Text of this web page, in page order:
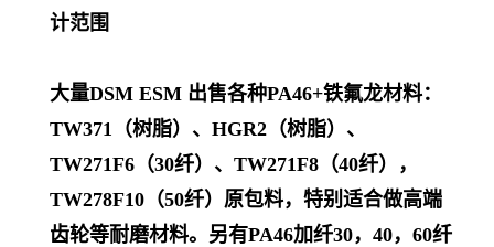
计范围
大量DSM ESM 出售各种PA46+铁氟龙材料：
TW371（树脂）、HGR2（树脂）、
TW271F6（30纤）、TW271F8（40纤），
TW278F10（50纤）原包料，特别适合做高端
齿轮等耐磨材料。另有PA46加纤30，40，60纤